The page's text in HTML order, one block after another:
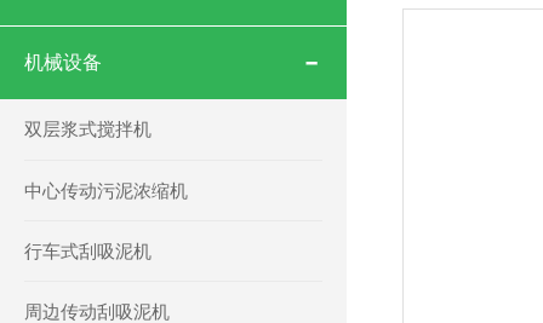
机械设备
双层浆式搅拌机
中心传动污泥浓缩机
行车式刮吸泥机
周边传动刮吸泥机